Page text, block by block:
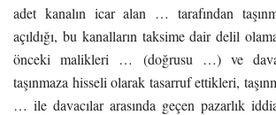
adet kanalın icar alan … tarafından
açıldığı, bu kanalların taksime dair delil
önceki malikleri … (doğrusu …) ve
taşınmaza hisseli olarak tasarruf ettikleri,
… ile davacılar arasında geçen pazarlık